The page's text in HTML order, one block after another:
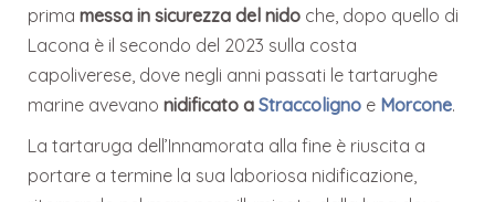
primamessa in sicurezza del nido che, dopo quello di
Lacona è il secondo del 2023 sulla costa
capoliverese, dove negli anni passati le tartarughe
marine avevanonidificato aStraccoligno e Morcone.
La tartaruga dell’Innamorata alla fine è riuscita a
portare a termine la sua laboriosa nidificazione,